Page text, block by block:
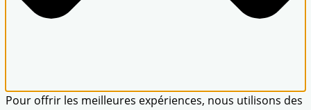
Pour offrir les meilleures expériences, nous utilisons des